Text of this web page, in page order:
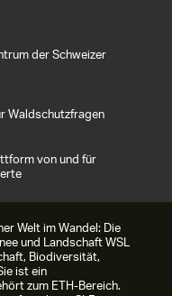
der Schweizer
Waldschutzfragen
von und für
Welt im Wandel: Die
und Landschaft WSL
Biodiversität,
ist ein
zum ETH-Bereich.